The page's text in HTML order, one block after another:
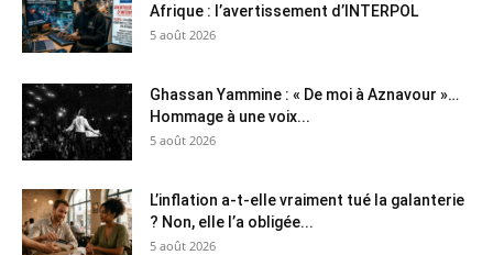
Afrique : l’avertissement d’INTERPOL
5 août 2026
Ghassan Yammine : « De moi à Aznavour »…
Hommage à une voix...
5 août 2026
L’inflation a-t-elle vraiment tué la galanterie
? Non, elle l’a obligée...
5 août 2026